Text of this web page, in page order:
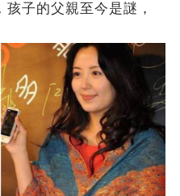
子的父親至今是謎，